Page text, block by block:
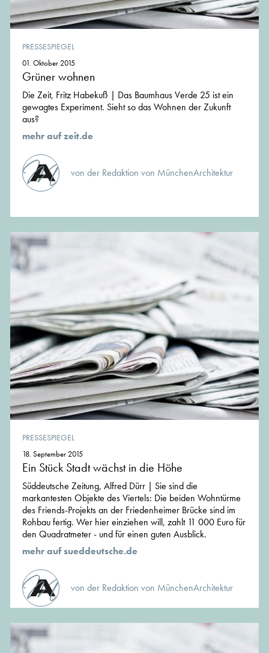
PRESSESPIEGEL
01. Oktober 2015
Grüner wohnen
Die Zeit, Fritz Habekuß | Das Baumhaus Verde 25 ist ein
gewagtes Experiment. Sieht so das Wohnen der Zukunft
aus?
mehr auf zeit.de
von der Redaktion von MünchenArchitektur
PRESSESPIEGEL
18. September 2015
Ein Stück Stadt wächst in die Höhe
Süddeutsche Zeitung, Alfred Dürr | Sie sind die
markantesten Objekte des Viertels: Die beiden Wohntürme
des Friends-Projekts an der Friedenheimer Brücke sind im
Rohbau fertig. Wer hier einziehen will, zahlt 11 000 Euro für
den Quadratmeter - und für einen guten Ausblick.
mehr auf sueddeutsche.de
von der Redaktion von MünchenArchitektur